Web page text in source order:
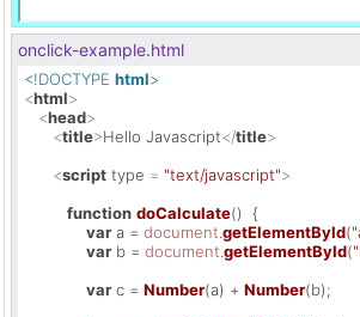
onclick-example.html
<!DOCTYPE html>
<html>
<head>
<title>Hello Javascript</title>
<script type = "text/javascript">
function doCalculate()  {
var a = document.getElementById(
var b = document.getElementById(
var c = Number(a) + Number(b);